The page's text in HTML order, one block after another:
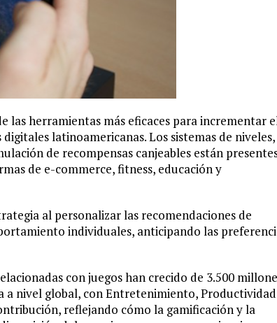
las herramientas más eficaces para incrementar
latinoamericanas. Los sistemas de niveles,
de recompensas canjeables están
de e-commerce, fitness, educación y
al personalizar las recomendaciones de
individuales, anticipando las
con juegos han crecido de 3.500
a nivel global, con Entretenimiento,
reflejando cómo la gamificación y la